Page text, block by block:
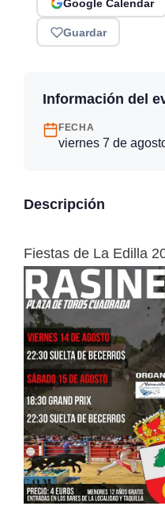
Google Calendar
Guardar
Información del
FECHA
viernes 7 de
Descripción
Fiestas de La Edilla